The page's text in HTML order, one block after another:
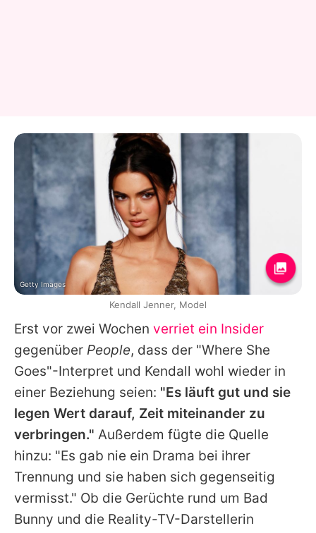
Erst vor zwei Wochen verriet ein Insider
gegenüber People, dass der "Where She
Goes"-Interpret und Kendall wohl wieder in
einer Beziehung seien: "Es läuft gut und sie
legen Wert darauf, Zeit miteinander zu
verbringen." Außerdem fügte die Quelle
hinzu: "Es gab nie ein Drama bei ihrer
Trennung und sie haben sich gegenseitig
vermisst." Ob die Gerüchte rund um Bad
Bunny und die Reality-TV-Darstellerin
Getty Images
Kendall Jenner, Model